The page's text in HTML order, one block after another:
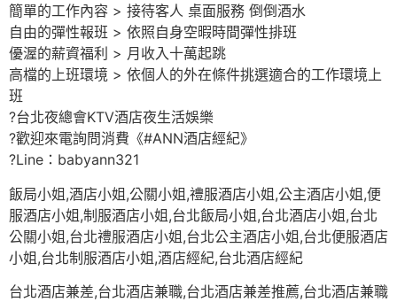
簡單的工作內容 > 接待客人 桌面服務 倒倒酒水
自由的彈性報班 > 依照自身空暇時間彈性排班
優渥的薪資福利 > 月收入十萬起跳
高檔的上班環境 > 依個人的外在條件挑選適合的工作環境上
班
?台北夜總會KTV酒店夜生活娛樂
?歡迎來電詢問消費《#ANN酒店經紀》
?Line：babyann321
飯局小姐,酒店小姐,公關小姐,禮服酒店小姐,公主酒店小姐,便
服酒店小姐,制服酒店小姐,台北飯局小姐,台北酒店小姐,台北
公關小姐,台北禮服酒店小姐,台北公主酒店小姐,台北便服酒店
小姐,台北制服酒店小姐,酒店經紀,台北酒店經紀
台北酒店兼差,台北酒店兼職,台北酒店兼差推薦,台北酒店兼職